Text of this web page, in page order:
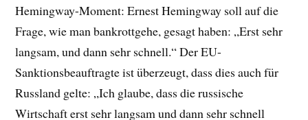
Hemingway-Moment: Ernest Hemingway soll auf die
Frage, wie man bankrottgehe, gesagt haben: „Erst sehr
langsam, und dann sehr schnell.“ Der EU-
Sanktionsbeauftragte ist überzeugt, dass dies auch für
Russland gelte: „Ich glaube, dass die russische
Wirtschaft erst sehr langsam und dann sehr schnell